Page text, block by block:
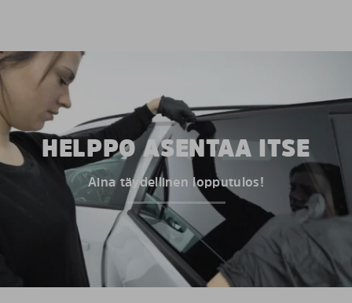
HELPPO ASENTAA ITSE
Aina täydellinen lopputulos!